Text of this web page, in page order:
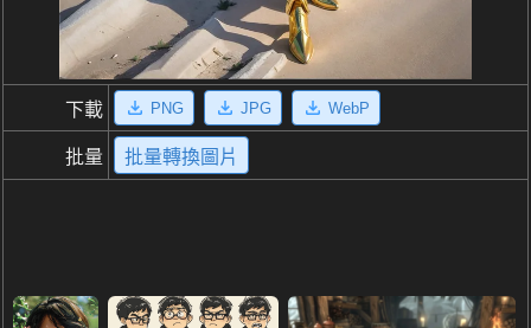
下載 PNG JPG WebP
批量 批量轉換圖片